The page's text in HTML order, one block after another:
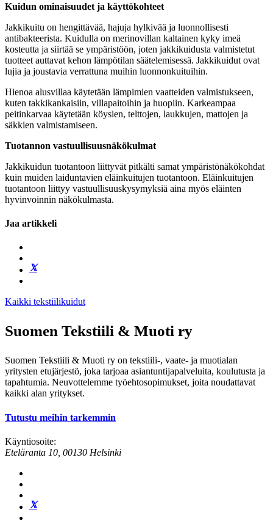
Kuidun ominaisuudet ja käyttökohteet
Jakkikuitu on hengittävää, hajuja hylkivää ja luonnollisesti
antibakteerista. Kuidulla on merinovillan kaltainen kyky imeä
kosteutta ja siirtää se ympäristöön, joten jakkikuidusta valmistetut
tuotteet auttavat kehon lämpötilan säätelemisessä. Jakkikuidut ovat
lujia ja joustavia verrattuna muihin luonnonkuituihin.
Hienoa alusvillaa käytetään lämpimien vaatteiden valmistukseen,
kuten takkikankaisiin, villapaitoihin ja huopiin. Karkeampaa
peitinkarvaa käytetään köysien, telttojen, laukkujen, mattojen ja
säkkien valmistamiseen.
Tuotannon vastuullisuusnäkökulmat
Jakkikuidun tuotantoon liittyvät pitkälti samat ympäristönäkökohdat
kuin muiden laiduntavien eläinkuitujen tuotantoon. Eläinkuitujen
tuotantoon liittyy vastuullisuuskysymyksiä aina myös eläinten
hyvinvoinnin näkökulmasta.
Jaa artikkeli
Kaikki tekstiilikuidut
Suomen Tekstiili & Muoti ry
Suomen Tekstiili & Muoti ry on tekstiili-, vaate- ja muotialan
yritysten etujärjestö, joka tarjoaa asiantuntijapalveluita, koulutusta ja
tapahtumia. Neuvottelemme työehtosopimukset, joita noudattavat
kaikki alan yritykset.
Tutustu meihin tarkemmin
Käyntiosoite:
Eteläranta 10, 00130 Helsinki